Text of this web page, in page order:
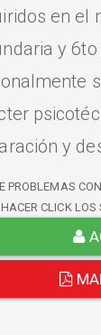
en el
y
y
PROBLEMAS
CLICK LOS